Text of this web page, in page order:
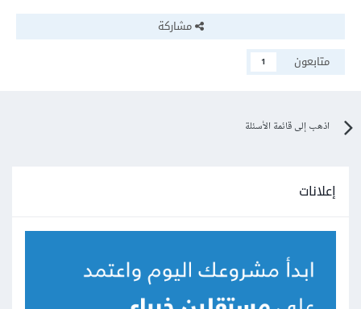
مشاركة
متابعون
1
اذهب إلى قائمة الأسئلة
إعلانات